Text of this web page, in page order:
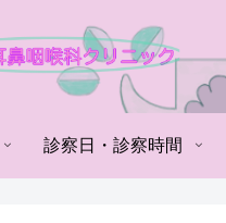
診察日・診察時間